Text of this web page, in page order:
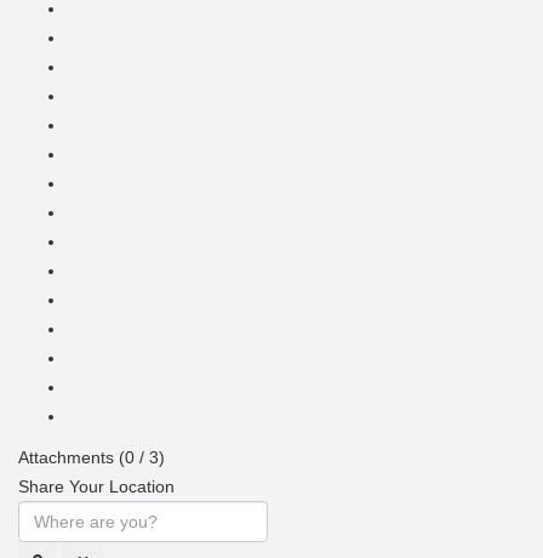
Attachments (0 / 3)
Share Your Location